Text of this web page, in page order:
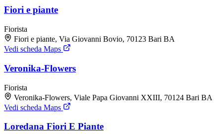
Fiori e piante
Fiorista
Fiori e piante, Via Giovanni Bovio, 70123 Bari BA
Vedi scheda Maps
Veronika-Flowers
Fiorista
Veronika-Flowers, Viale Papa Giovanni XXIII, 70124 Bari BA
Vedi scheda Maps
Loredana Fiori E Piante